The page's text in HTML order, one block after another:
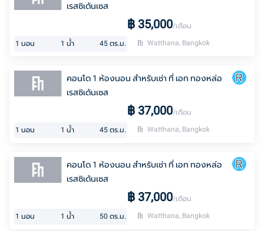
เรสซิเด้นเซส
฿ 35,000/เดือน
1 นอน 1 น้ำ 45 ตร.ม. Watthana, Bangkok
คอนโด 1 ห้องนอน สำหรับเช่า ที่ เอท ทองหล่อ
เรสซิเด้นเซส
฿ 37,000/เดือน
1 นอน 1 น้ำ 45 ตร.ม. Watthana, Bangkok
คอนโด 1 ห้องนอน สำหรับเช่า ที่ เอท ทองหล่อ
เรสซิเด้นเซส
฿ 37,000/เดือน
1 นอน 1 น้ำ 50 ตร.ม. Watthana, Bangkok